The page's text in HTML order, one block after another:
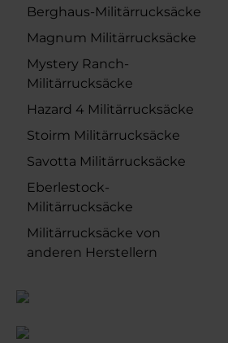
Berghaus-Militärrucksäcke
Magnum Militärrucksäcke
Mystery Ranch-
Militärrucksäcke
Hazard 4 Militärrucksäcke
Stoirm Militärrucksäcke
Savotta Militärrucksäcke
Eberlestock-
Militärrucksäcke
Militärrucksäcke von
anderen Herstellern